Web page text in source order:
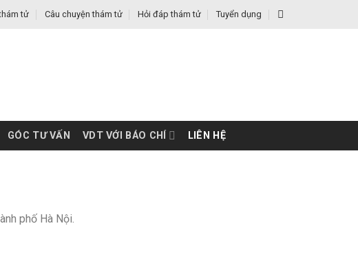
tử Câu chuyện thám tử Hỏi đáp thám tử Tuyển dụng
GÓC TƯ VẤN VDT VỚI BÁO CHÍ LIÊN HỆ
phố Hà Nội.